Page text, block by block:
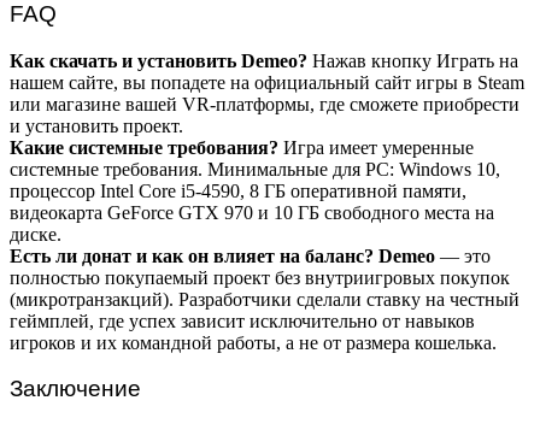
FAQ
Как скачать и установить Demeo? Нажав кнопку Играть на
нашем сайте, вы попадете на официальный сайт игры в Steam
или магазине вашей VR-платформы, где сможете приобрести
и установить проект.
Какие системные требования? Игра имеет умеренные
системные требования. Минимальные для PC: Windows 10,
процессор Intel Core i5-4590, 8 ГБ оперативной памяти,
видеокарта GeForce GTX 970 и 10 ГБ свободного места на
диске.
Есть ли донат и как он влияет на баланс? Demeo — это
полностью покупаемый проект без внутриигровых покупок
(микротранзакций). Разработчики сделали ставку на честный
геймплей, где успех зависит исключительно от навыков
игроков и их командной работы, а не от размера кошелька.
Заключение